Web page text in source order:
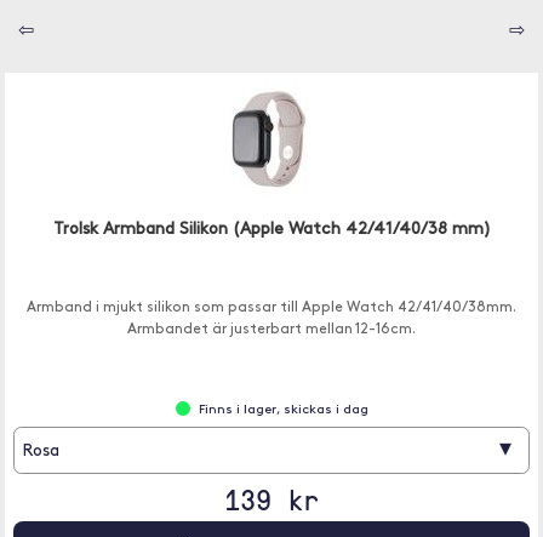
⇦ ⇨
Trolsk Armband Silikon (Apple Watch 42/41/40/38 mm)
Armband i mjukt silikon som passar till Apple Watch 42/41/40/38mm.
Armbandet är justerbart mellan 12-16cm.
Finns i lager, skickas i dag
Rosa ▾
139 kr